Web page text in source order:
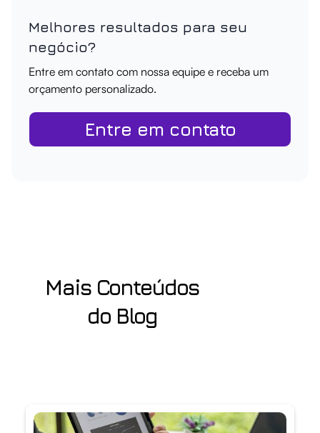
Melhores resultados para seu
negócio?
Entre em contato com nossa equipe e receba um
orçamento personalizado.
Entre em contato
Mais Conteúdos
do Blog